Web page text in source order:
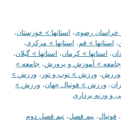
> خراسان رضوی، استانها > خوزستان،
، استانها > قم، استانها > مرکزی،
، استانها > کرمان، استانها > گیلان،
جامعه > آموزش و پرورش، جامعه >
ورزش، ورزش > توپ و تور ، ورزش >
، ورزش > فوتبال جهان، ورزش >
وزنه برداری
، فوتبال، نیم فصل، نیم فصل دوم